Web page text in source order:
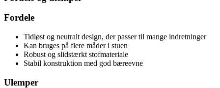
Fordele
Tidløst og neutralt design, der passer til mange indretninger
Kan bruges på flere måder i stuen
Robust og slidstærkt stofmateriale
Stabil konstruktion med god bæreevne
Ulemper